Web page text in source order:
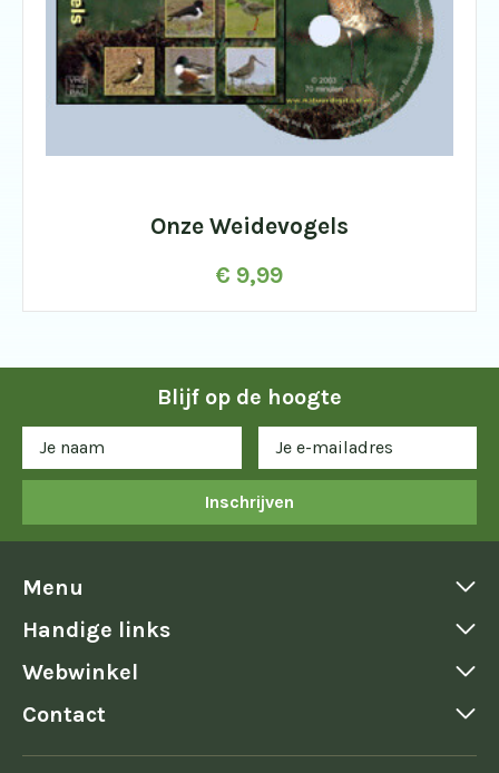
Onze Weidevogels
€ 9,99
Blijf op de hoogte
Inschrijven
Menu
Handige links
Webwinkel
Contact